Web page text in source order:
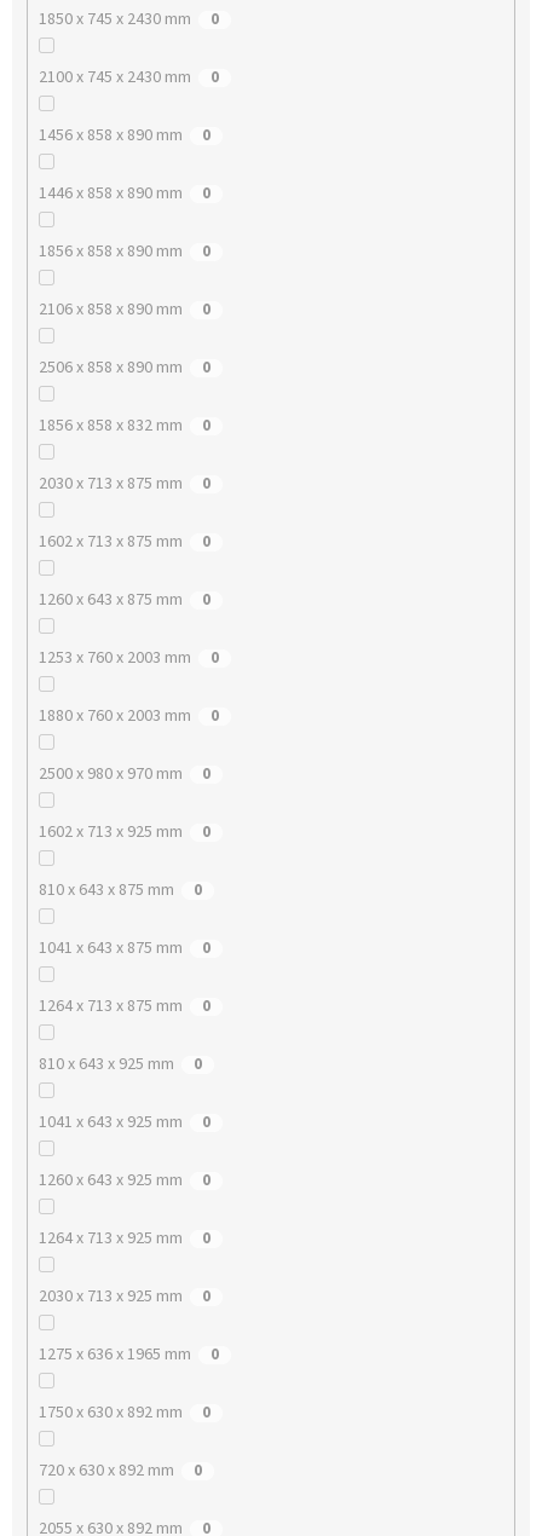
1850 x 745 x 2430 mm 0
2100 x 745 x 2430 mm 0
1456 x 858 x 890 mm 0
1446 x 858 x 890 mm 0
1856 x 858 x 890 mm 0
2106 x 858 x 890 mm 0
2506 x 858 x 890 mm 0
1856 x 858 x 832 mm 0
2030 x 713 x 875 mm 0
1602 x 713 x 875 mm 0
1260 x 643 x 875 mm 0
1253 x 760 x 2003 mm 0
1880 x 760 x 2003 mm 0
2500 x 980 x 970 mm 0
1602 x 713 x 925 mm 0
810 x 643 x 875 mm 0
1041 x 643 x 875 mm 0
1264 x 713 x 875 mm 0
810 x 643 x 925 mm 0
1041 x 643 x 925 mm 0
1260 x 643 x 925 mm 0
1264 x 713 x 925 mm 0
2030 x 713 x 925 mm 0
1275 x 636 x 1965 mm 0
1750 x 630 x 892 mm 0
720 x 630 x 892 mm 0
2055 x 630 x 892 mm 0